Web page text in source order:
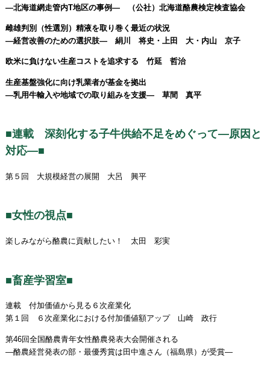
―北海道網走管内T地区の事例― （公社）北海道酪農検定検査協会
雌雄判別（性選別）精液を取り巻く最近の状況
―経営改善のための選択肢― 絹川 将史・上田 大・内山 京子
欧米に負けない生産コストを追求する 竹延 哲治
生産基盤強化に向け乳業者が基金を拠出
―乳用牛輸入や地域での取り組みを支援― 草間 真平
■連載 深刻化する子牛供給不足をめぐって―原因と
対応―■
第５回 大規模経営の展開 大呂 興平
■女性の視点■
楽しみながら酪農に貢献したい！ 太田 彩実
■畜産学習室■
連載 付加価値から見る６次産業化
第１回 ６次産業化における付加価値額アップ 山崎 政行
第46回全国酪農青年女性酪農発表大会開催される
―酪農経営発表の部・最優秀賞は田中進さん（福島県）が受賞―